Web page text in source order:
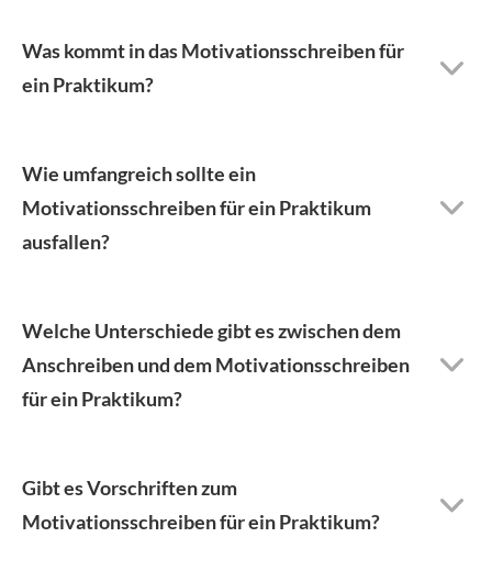
Was kommt in das Motivationsschreiben für
ein Praktikum?
Wie umfangreich sollte ein
Motivationsschreiben für ein Praktikum
ausfallen?
Welche Unterschiede gibt es zwischen dem
Anschreiben und dem Motivationsschreiben
für ein Praktikum?
Gibt es Vorschriften zum
Motivationsschreiben für ein Praktikum?